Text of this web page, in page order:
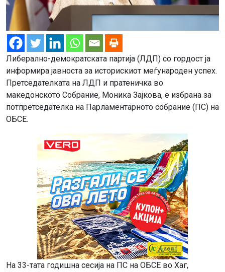
Либерално-демократската партија (ЛДП) со гордост ја
информира јавноста за историскиот меѓународен успех.
Претседателката на ЛДП и пратеничка во
македонското Собрание, Моника Зајкова, е избрана за
потпретседателка на Парламентарното собрание (ПС) на
ОБСЕ.
На 33-тата годишна сесија на ПС на ОБСЕ во Хаг,